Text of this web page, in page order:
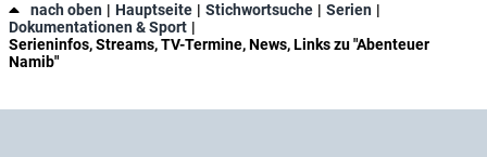
nach oben Hauptseite Stichwortsuche
Serien
Dokumentationen & Sport
Serieninfos, Streams, TV-Termine, News, Links zu "Abenteuer
Namib"